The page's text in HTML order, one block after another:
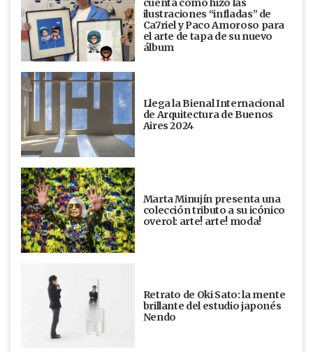
cuenta cómo hizo las
ilustraciones “infladas” de
Ca7riel y Paco Amoroso para
el arte de tapa de su nuevo
álbum
Llega la Bienal Internacional
de Arquitectura de Buenos
Aires 2024
Marta Minujín presenta una
colección tributo a su icónico
overol: arte! arte! moda!
Retrato de Oki Sato: la mente
brillante del estudio japonés
Nendo